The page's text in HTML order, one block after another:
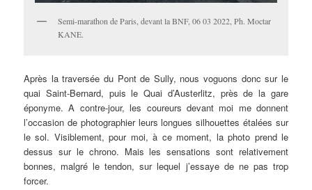
Semi-marathon de Paris, devant la BNF, 06 03 2022, Ph. Moctar
KANE.
Après la traversée du Pont de Sully, nous voguons donc sur le
quai Saint-Bernard, puis le Quai d’Austerlitz, près de la gare
éponyme. A contre-jour, les coureurs devant moi me donnent
l’occasion de photographier leurs longues silhouettes étalées sur
le sol. Visiblement, pour moi, à ce moment, la photo prend le
dessus sur le chrono. Mais les sensations sont relativement
bonnes, malgré le tendon, sur lequel j’essaye de ne pas trop
forcer.